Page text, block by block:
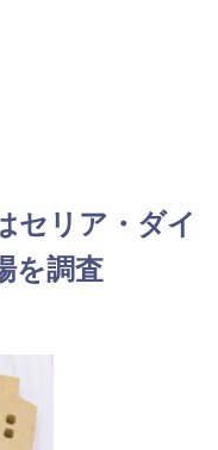
セリア・ダイ
を調査